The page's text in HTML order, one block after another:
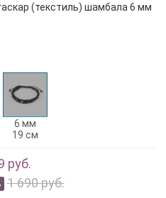
(текстиль) шамбала 6 мм
6 мм
19 см
руб.
1 690 руб.